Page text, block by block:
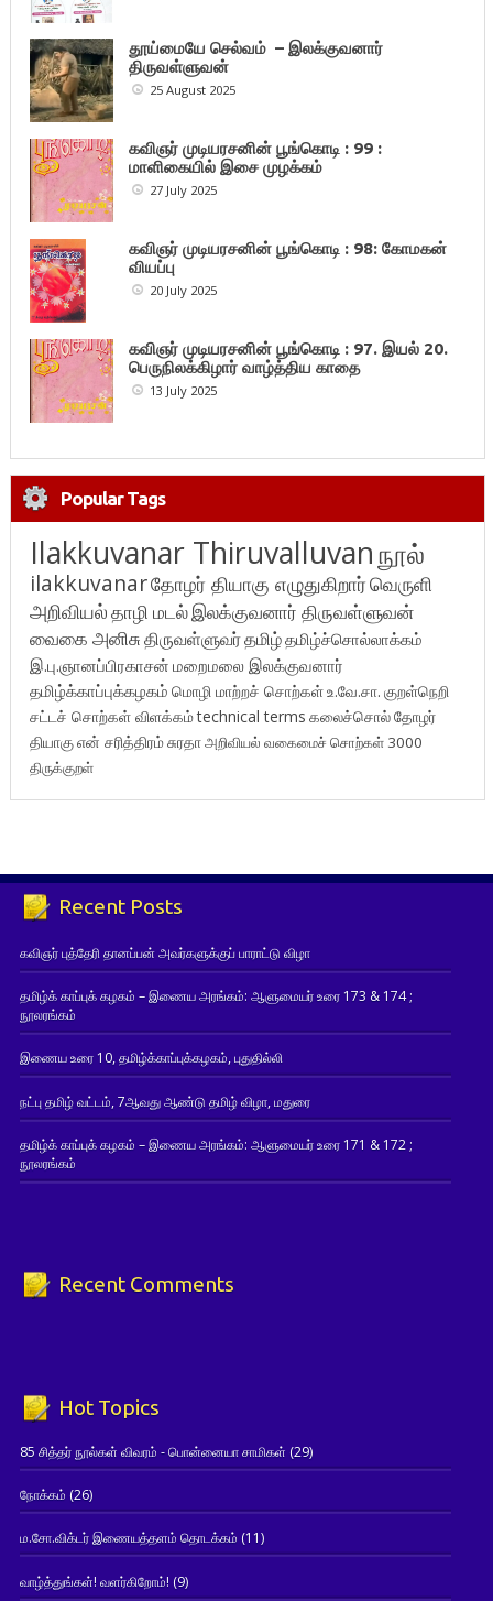
தூய்மையே செல்வம் – இலக்குவனார்
திருவள்ளுவன்
25 August 2025
கவிஞர் முடியரசனின் பூங்கொடி : 99 :
மாளிகையில் இசை முழக்கம்
27 July 2025
கவிஞர் முடியரசனின் பூங்கொடி : 98: கோமகன்
வியப்பு
20 July 2025
கவிஞர் முடியரசனின் பூங்கொடி : 97. இயல் 20.
பெருநிலக்கிழார் வாழ்த்திய காதை
13 July 2025
Popular Tags
Ilakkuvanar Thiruvalluvanநூல்
ilakkuvanarதோழர் தியாகு எழுதுகிறார்வெருளி
அறிவியல்தாழி மடல்இலக்குவனார் திருவள்ளுவன்
வைகை அனிசுதிருவள்ளுவர்தமிழ்தமிழ்ச்சொல்லாக்கம்
இ.பு.ஞானப்பிரகாசன் மறைமலை இலக்குவனார்
தமிழ்க்காப்புக்கழகம் மொழி மாற்றச் சொற்கள்உ.வே.சா. குறள்நெறி
சட்டச் சொற்கள் விளக்கம்technical terms கலைச்சொல்தோழர்
தியாகுஎன் சரித்திரம்சுரதாஅறிவியல் வகைமைச் சொற்கள் 3000
திருக்குறள்
Recent Posts
கவிஞர் புத்தேரி தானப்பன் அவர்களுக்குப் பாராட்டு விழா
தமிழ்க் காப்புக் கழகம் – இணைய அரங்கம்: ஆளுமையர் உரை 173 & 174 ;
நூலரங்கம்
இணைய உரை 10, தமிழ்க்காப்புக்கழகம், புதுதில்லி
நட்பு தமிழ் வட்டம், 7ஆவது ஆண்டு தமிழ் விழா, மதுரை
தமிழ்க் காப்புக் கழகம் – இணைய அரங்கம்: ஆளுமையர் உரை 171 & 172 ;
நூலரங்கம்
Recent Comments
Hot Topics
85 சித்தர் நூல்கள் விவரம் - பொன்னையா சாமிகள் (29)
நோக்கம் (26)
ம.சோ.விக்டர் இணையத்தளம் தொடக்கம் (11)
வாழ்த்துங்கள்! வளர்கிறோம்! (9)